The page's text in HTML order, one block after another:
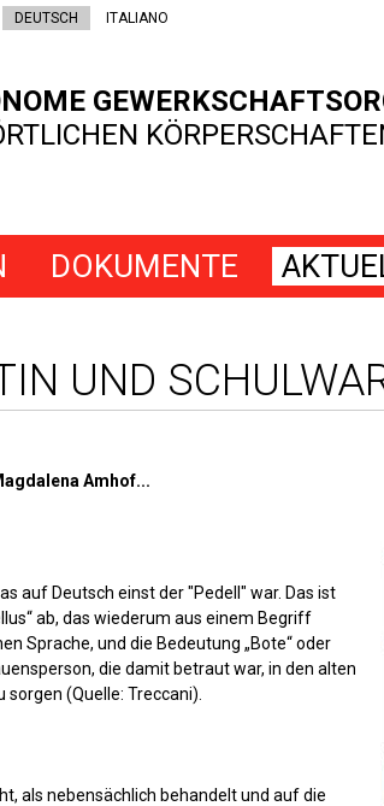
DEUTSCH ITALIANO
DOKUMENTE
UND
Amhof...
auf Deutsch einst der "Pedell" war. Das ist
ab, das wiederum aus einem Begriff
Sprache, und die Bedeutung „Bote“ oder
die damit betraut war, in den alten
(Quelle: Treccani).
als nebensächlich behandelt und auf die